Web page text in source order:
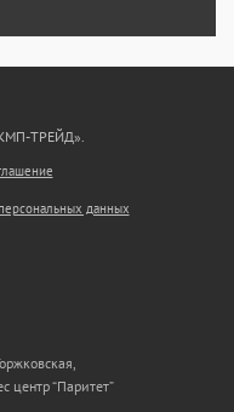
ТРЕЙД».
данных
центр “Паритет”